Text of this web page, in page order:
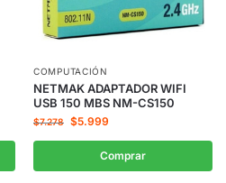
COMPUTACIÓN
NETMAK ADAPTADOR WIFI
USB 150 MBS NM-CS150
$7.278 $5.999
Comprar